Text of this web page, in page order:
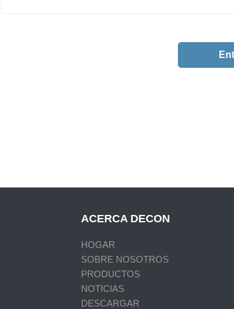
ACERCA DECON
HOGAR
SOBRE NOSOTROS
PRODUCTOS
NOTICIAS
DESCARGAR